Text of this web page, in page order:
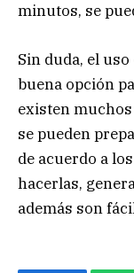
minutos, se
Sin duda, el
buena opción
existen
se pueden
de acuerdo a
hacerlas,
además son